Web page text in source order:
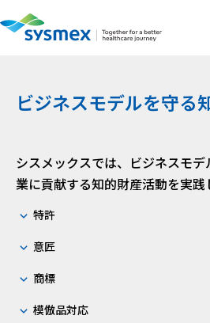
ビジネスモデルを守る
シスメックスでは、ビジネスモ
業に貢献する知的財産活動を実践
特許
意匠
商標
模倣品対応